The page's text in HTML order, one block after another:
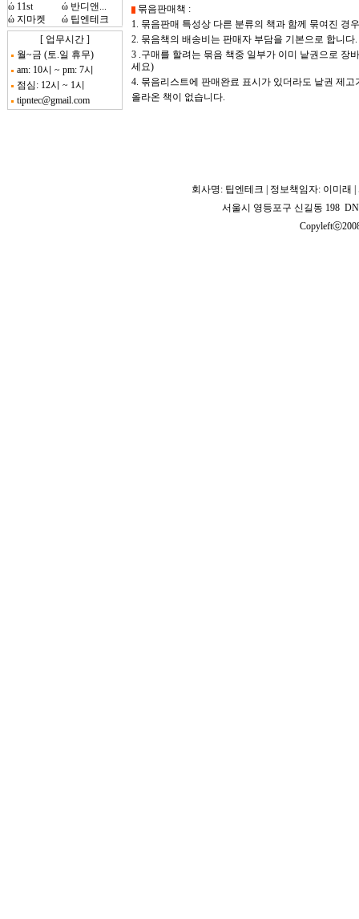
ώ 11st ώ 반디앤...
ώ 지마켓 ώ 팁엔테크
[ 업무시간 ]
월~금 (토.일 휴무)
am: 10시 ~ pm: 7시
점심: 12시 ~ 1시
tipntec@gmail.com
묶음판매책 :
1. 묶음판매 특성상 다른 분류의 책과 함께 묶여진 경
2. 묶음책의 배송비는 판매자 부담을 기본으로 합니다.
3 .구매를 할려는 묶음 책중 일부가 이미 낱권으로 장
세요)
4. 묶음리스트에 판매완료 표시가 있더라도 낱권 제
올라온 책이 없습니다.
회사명: 팁엔테크 | 정보책임자: 이미래
서울시 영등포구 신길동 198